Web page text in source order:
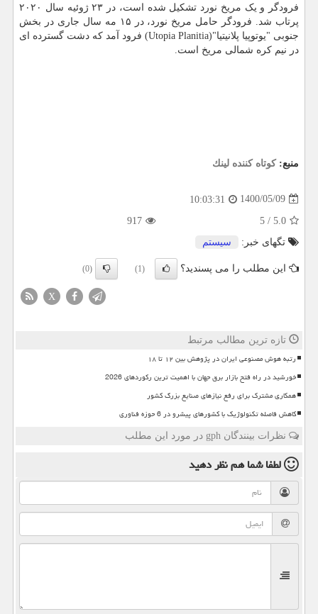
فرودگر و یک مریخ نورد تشکیل شده است، در ۲۳ ژوئیه سال ۲۰۲۰
پرتاب شد. فرودگر حامل مریخ نورد، در ۱۵ مه سال جاری در بخش
جنوبی "یوتوپیا پلانیتیا"(Utopia Planitia) فرود آمد که دشت گسترده ای
در نیم کره شمالی مریخ است.
منبع: كوتاه كننده لینك
1400/05/09
10:03:31
5.0
/
5
917
تگهای خبر:
سیستم
این مطلب را می پسندید؟ (1)
(0)
X
تازه ترین مطالب مرتبط
رتبه هوش مصنوعی ایران در پژوهش بین ۱۲ تا ۱۸
خورشید در راه فتح بازار برق جهان با اهمیت ترین رکوردهای 2026
همکاری مشترک برای رفع نیازهای صنایع بزرگ کشور
کاهش فاصله تکنولوژیک با کشورهای پیشرو در 6 حوزه فناوری
نظرات بینندگان gph در مورد این مطلب
لطفا شما همنظر دهید